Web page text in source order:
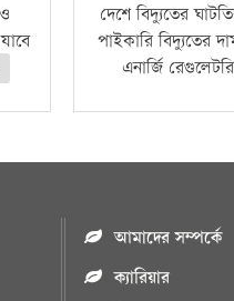
দেশে বিদ্যুতের
পাইকারি বিদ্যুতের
এনার্জি
আমাদের সম্পর্কে
ক্যারিয়ার